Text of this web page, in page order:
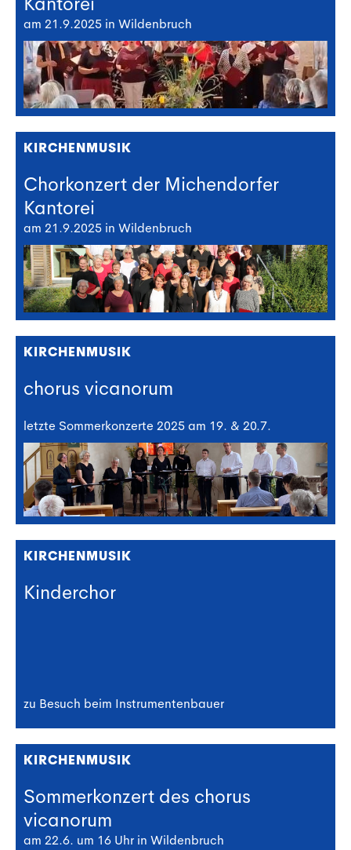
am 21.9.2025 in Wildenbruch
KIRCHENMUSIK
Chorkonzert der Michendorfer
Kantorei
am 21.9.2025 in Wildenbruch
KIRCHENMUSIK
chorus vicanorum
letzte Sommerkonzerte 2025 am 19. & 20.7.
KIRCHENMUSIK
Kinderchor
zu Besuch beim Instrumentenbauer
KIRCHENMUSIK
Sommerkonzert des chorus
vicanorum
am 22.6. um 16 Uhr in Wildenbruch